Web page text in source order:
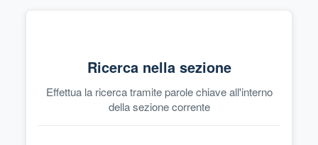
Ricerca nella sezione
Effettua la ricerca tramite parole chiave all'interno
della sezione corrente